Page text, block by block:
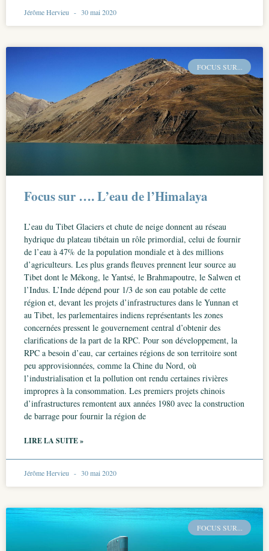
Jérôme Hervieu 30 mai 2020
FOCUS SUR...
Focus sur …. L’eau de l’Himalaya
L’eau du Tibet Glaciers et chute de neige donnent au réseau
hydrique du plateau tibétain un rôle primordial, celui de fournir
de l’eau à 47% de la population mondiale et à des millions
d’agriculteurs. Les plus grands fleuves prennent leur source au
Tibet dont le Mékong, le Yantsé, le Brahmapoutre, le Salwen et
l’Indus. L’Inde dépend pour 1/3 de son eau potable de cette
région et, devant les projets d’infrastructures dans le Yunnan et
au Tibet, les parlementaires indiens représentants les zones
concernées pressent le gouvernement central d’obtenir des
clarifications de la part de la RPC. Pour son développement, la
RPC a besoin d’eau, car certaines régions de son territoire sont
peu approvisionnées, comme la Chine du Nord, où
l’industrialisation et la pollution ont rendu certaines rivières
impropres à la consommation. Les premiers projets chinois
d’infrastructures remontent aux années 1980 avec la construction
de barrage pour fournir la région de
LIRE LA SUITE »
Jérôme Hervieu 30 mai 2020
FOCUS SUR...